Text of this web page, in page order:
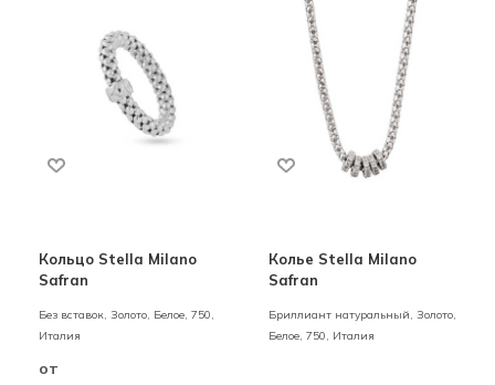
Кольцо Stella Milano
Safran
Без вставок, Золото, Белое, 750,
Италия
от
Колье Stella Milano
Safran
Бриллиант натуральный, Золото,
Белое, 750, Италия